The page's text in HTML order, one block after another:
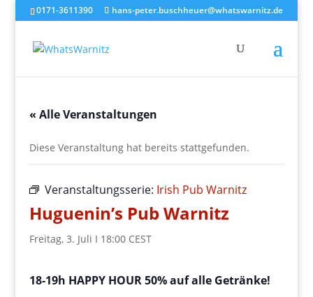
0171-3611390 hans-peter.buschheuer@whatswarnitz.de
« Alle Veranstaltungen
Diese Veranstaltung hat bereits stattgefunden.
Veranstaltungsserie: Irish Pub Warnitz
Huguenin’s Pub Warnitz
Freitag, 3. Juli I 18:00 CEST
18-19h HAPPY HOUR 50% auf alle Getränke!